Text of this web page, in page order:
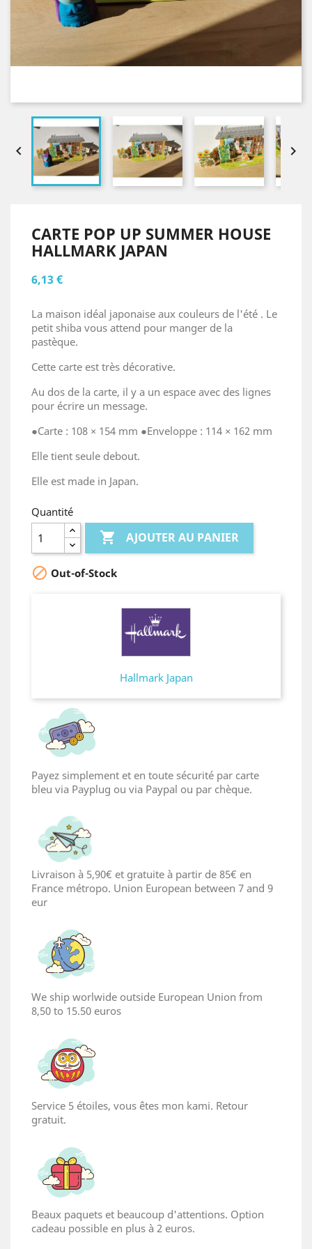
 
CARTE POP UP SUMMER HOUSE
HALLMARK JAPAN
6,13 €
La maison idéal japonaise aux couleurs de l'été . Le
petit shiba vous attend pour manger de la
pastèque.
Cette carte est très décorative.
Au dos de la carte, il y a un espace avec des lignes
pour écrire un message.
●Carte : 108 × 154 mm ●Enveloppe : 114 × 162 mm
Elle tient seule debout.
Elle est made in Japan.
Quantité
 AJOUTER AU PANIER
 Out-of-Stock
Hallmark Japan
Payez simplement et en toute sécurité par carte
bleu via Payplug ou via Paypal ou par chèque.
Livraison à 5,90€ et gratuite à partir de 85€ en
France métropo. Union European between 7 and 9
eur
We ship worlwide outside European Union from
8,50 to 15.50 euros
Service 5 étoiles, vous êtes mon kami. Retour
gratuit.
Beaux paquets et beaucoup d'attentions. Option
cadeau possible en plus à 2 euros.